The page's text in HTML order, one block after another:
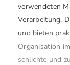
verwendeten
Verarbeitung.
und bieten
Organisation
schlichte und